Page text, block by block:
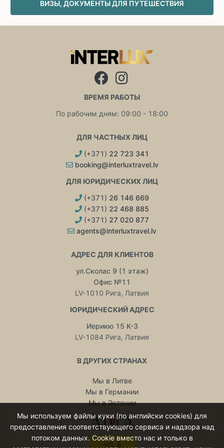
ВИЗЫ, ДОКУМЕНТЫ ДЛЯ ПУТЕШЕСТВИЯ
ВРЕМЯ РАБОТЫ
По рабочим дням: 09:00 - 18:00
ДЛЯ ЧАСТНЫХ ЛИЦ
(+371) 22 723 341
booking@interluxtravel.lv
ДЛЯ ЮРИДИЧЕСКИХ ЛИЦ
(+371) 26 146 669
(+371) 22 468 885
(+371) 27 020 877
agents@interluxtravel.lv
АДРЕС ДЛЯ КЛИЕНТОВ
ул.Сколас 9 (1 этаж)
Офис №11
LV-1010 Рига, Латвия
ЮРИДИЧЕСКИЙ АДРЕС
Иерикю 15 K-3
LV-1084 Рига, Латвия
В ДРУГИХ СТРАНАХ
Мы в Литве
Мы в Германии
Мы в Эстонии
Мы используем файлы куки (по английски cookies) для
предоставления соответствующего сервиса и надзора над
потоком данных. Cookie вместо нас и только в